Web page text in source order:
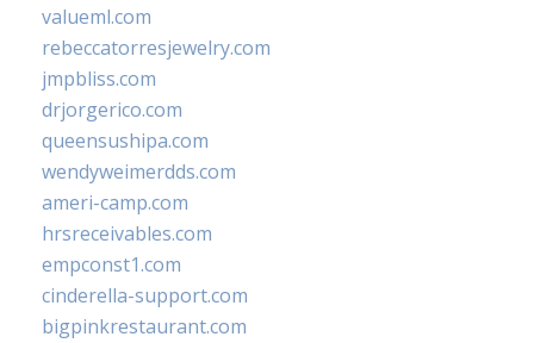
valueml.com
rebeccatorresjewelry.com
jmpbliss.com
drjorgerico.com
queensushipa.com
wendyweimerdds.com
ameri-camp.com
hrsreceivables.com
empconst1.com
cinderella-support.com
bigpinkrestaurant.com